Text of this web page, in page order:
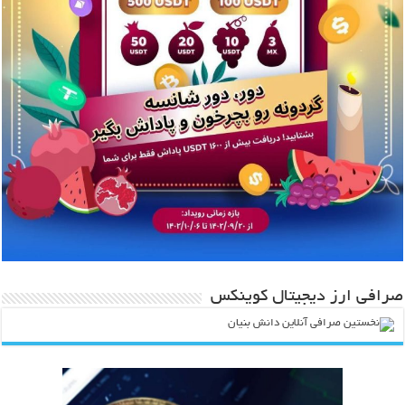
صرافی ارز دیجیتال کوینکس